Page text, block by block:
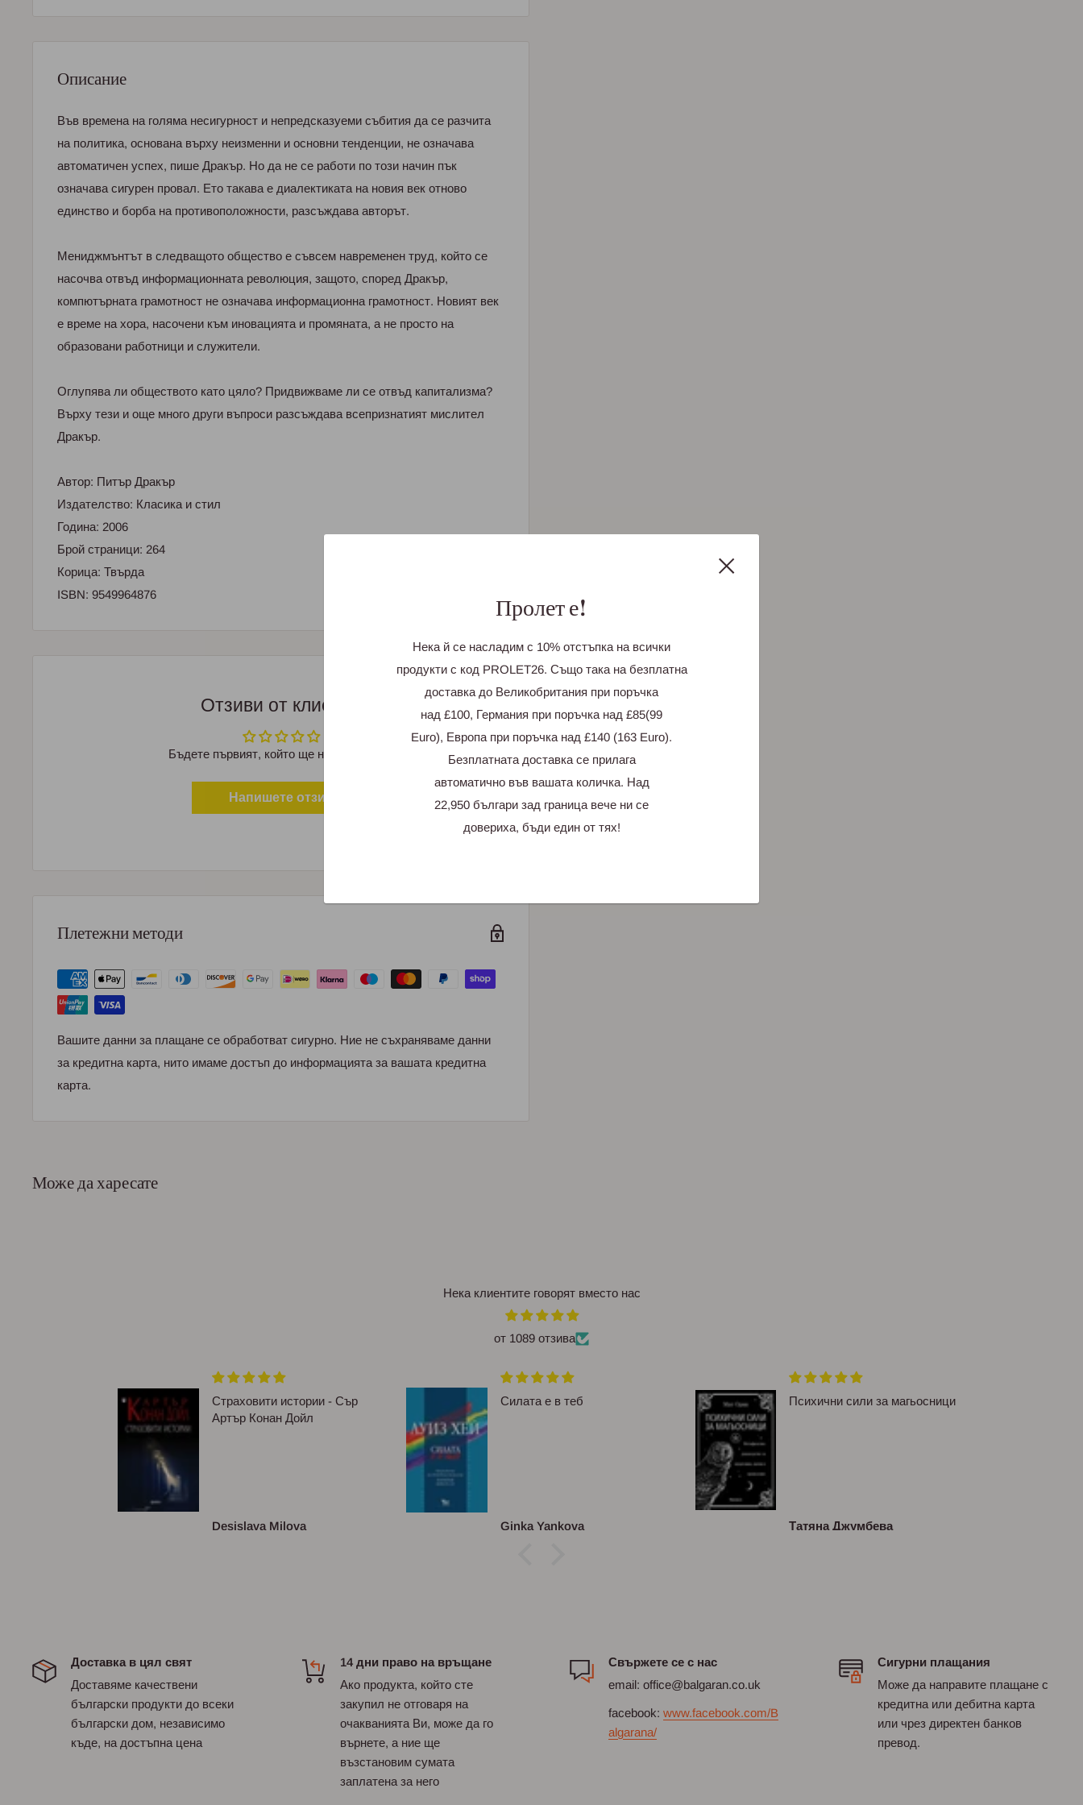
Пролет е!
Нека й се насладим с 10% отстъпка на всички
продукти с код PROLET26. Също така на безплатна
доставка до Великобритания при поръчка
над £100, Германия при поръчка над £85(99
Euro), Европа при поръчка над £140 (163 Euro).
Безплатната доставка се прилага
автоматично във вашата количка. Над
22,950 българи зад граница вече ни се
довериха, бъди един от тях!
Описание
Във времена на голяма несигурност и непредсказуеми събития да се разчита
на политика, основана върху неизменни и основни тенденции, не означава
автоматичен успех, пише Дракър. Но да не се работи по този начин пък
означава сигурен провал. Ето такава е диалектиката на новия век отново
единство и борба на противоположности, разсъждава авторът.
Мениджмънтът в следващото общество е съвсем навременен труд, който се
насочва отвъд информационната революция, защото, според Дракър,
компютърната грамотност не означава информационна грамотност. Новият век
е време на хора, насочени към иновацията и промяната, а не просто на
образовани работници и служители.
Оглупява ли обществото като цяло? Придвижваме ли се отвъд капитализма?
Върху тези и още много други въпроси разсъждава всепризнатият мислител
Дракър.
Автор: Питър Дракър
Издателство: Класика и стил
Година: 2006
Брой страници: 264
Корица: Твърда
ISBN: 9549964876
Отзиви от клиенти
Бъдете първият, който ще напише отзив
Напишете отзив
Плетежни методи
Вашите данни за плащане се обработват сигурно. Ние не съхраняваме данни
за кредитна карта, нито имаме достъп до информацията за вашата кредитна
карта.
Може да харесате
Нека клиентите говорят вместо нас
от 1089 отзива
Страховити истории - Сър
Артър Конан Дойл
Desislava Milova
Силата е в теб
Ginka Yankova
Психични сили за магьосници
Татяна Джумбева
Доставка в цял свят
Доставяме качествени
български продукти до всеки
български дом, независимо
къде, на достъпна цена
14 дни право на връщане
Ако продукта, който сте
закупил не отговаря на
очакванията Ви, може да го
върнете, а ние ще
възстановим сумата
заплатена за него
Свържете се с нас
email: office@balgaran.co.uk
facebook: www.facebook.com/B
algarana/
Сигурни плащания
Може да направите плащане с
кредитна или дебитна карта
или чрез директен банков
превод.